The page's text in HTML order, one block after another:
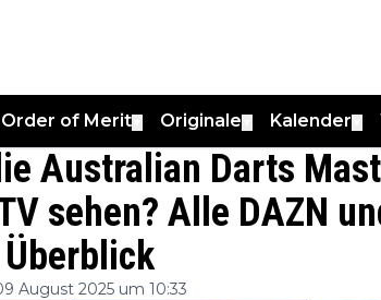
Order of Merit Originale Kalender
Australian Darts
sehen? Alle DAZN
August 2025 um 10:33